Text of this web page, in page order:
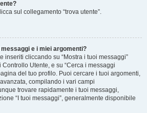
sul collegamento “trova utente”.
e i miei argomenti?
inseriti cliccando su “Mostra i tuoi messaggi”
Utente, e su “Cerca i messaggi
del tuo profilo. Puoi cercare i tuoi argomenti,
compilando i vari campi
trovare rapidamente i tuoi messaggi,
“I tuoi messaggi”, generalmente disponibile